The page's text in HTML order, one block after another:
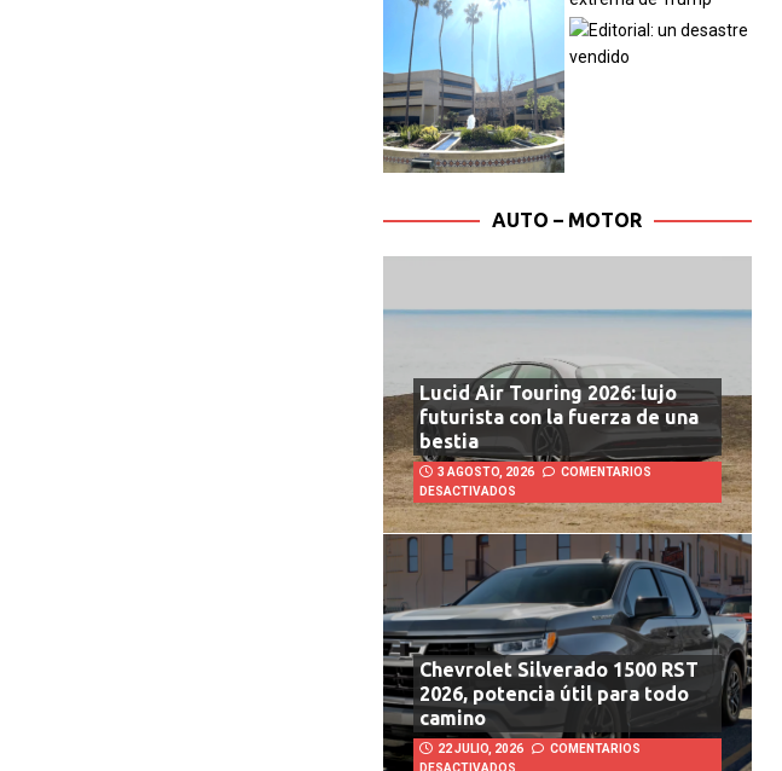
AUTO – MOTOR
Lucid Air Touring 2026: lujo
futurista con la fuerza de una
bestia
3 AGOSTO, 2026
COMENTARIOS
DESACTIVADOS
Chevrolet Silverado 1500 RST
2026, potencia útil para todo
camino
22 JULIO, 2026
COMENTARIOS
DESACTIVADOS